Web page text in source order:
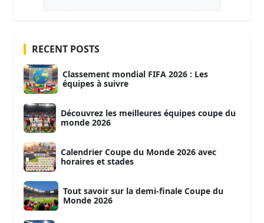
RECENT POSTS
Classement mondial FIFA 2026 : Les
équipes à suivre
Découvrez les meilleures équipes coupe du
monde 2026
Calendrier Coupe du Monde 2026 avec
horaires et stades
Tout savoir sur la demi-finale Coupe du
Monde 2026